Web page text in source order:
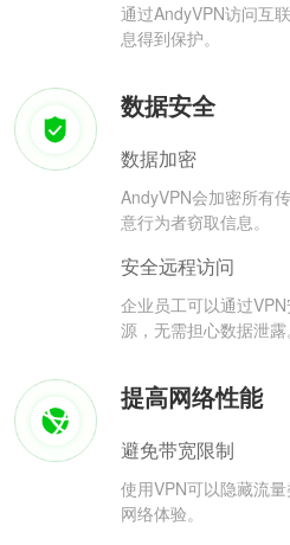
通过AndyVPN访问互
息得到保护。
数据安全
数据加密
AndyVPN会加密所有
意行为者窃取信息。
安全远程访问
企业员工可以通过
源，无需担心数据泄露
提高网络性能
避免带宽限制
使用VPN可以隐藏流
网络体验。